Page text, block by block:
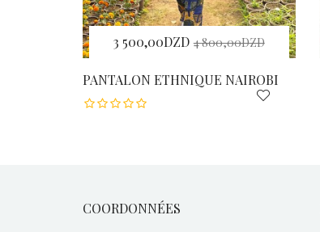
3 500,00DZD 4 800,00DZD
PANTALON ETHNIQUE NAIROBI
COORDONNÉES